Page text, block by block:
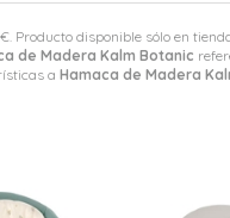
€ . Producto disponible sólo en
de Madera Kalm Botanic
a Hamaca de Madera